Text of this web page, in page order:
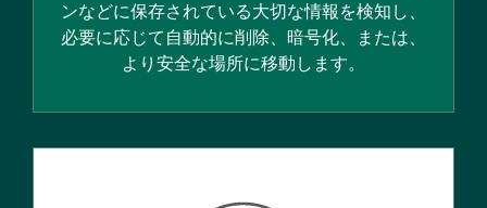
ンなどに保存されている大切な情報を検知し、
必要に応じて自動的に削除、暗号化、または、
より安全な場所に移動します。